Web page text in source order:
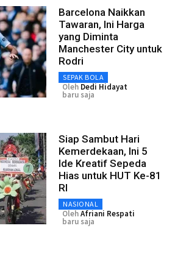
Barcelona Naikkan
Tawaran, Ini Harga
yang Diminta
Manchester City untuk
Rodri
SEPAK BOLA
Oleh Dedi Hidayat
baru saja
Siap Sambut Hari
Kemerdekaan, Ini 5
Ide Kreatif Sepeda
Hias untuk HUT Ke-81
RI
NASIONAL
OlehAfriani Respati
baru saja